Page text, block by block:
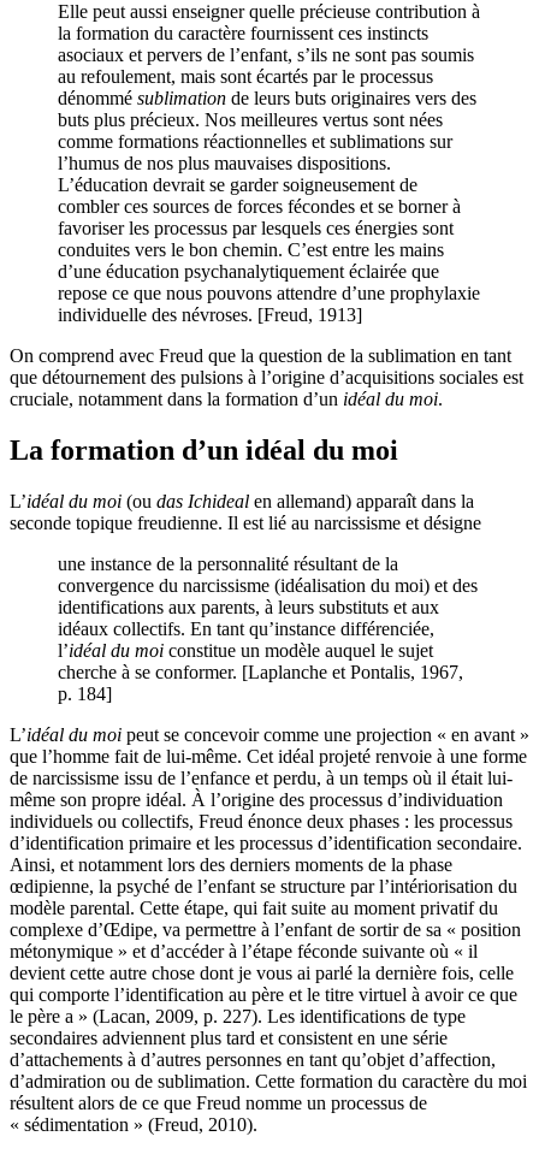
Elle peut aussi enseigner quelle précieuse contribution à
la formation du caractère fournissent ces instincts
asociaux et pervers de l’enfant, s’ils ne sont pas soumis
au refoulement, mais sont écartés par le processus
dénommé sublimation de leurs buts originaires vers des
buts plus précieux. Nos meilleures vertus sont nées
comme formations réactionnelles et sublimations sur
l’humus de nos plus mauvaises dispositions.
L’éducation devrait se garder soigneusement de
combler ces sources de forces fécondes et se borner à
favoriser les processus par lesquels ces énergies sont
conduites vers le bon chemin. C’est entre les mains
d’une éducation psychanalytiquement éclairée que
repose ce que nous pouvons attendre d’une prophylaxie
individuelle des névroses. [Freud, 1913]
On comprend avec Freud que la question de la sublimation en tant
que détournement des pulsions à l’origine d’acquisitions sociales est
cruciale, notamment dans la formation d’un idéal du moi.
La formation d’un idéal du moi
L’idéal du moi (ou das Ichideal en allemand) apparaît dans la
seconde topique freudienne. Il est lié au narcissisme et désigne
une instance de la personnalité résultant de la
convergence du narcissisme (idéalisation du moi) et des
identifications aux parents, à leurs substituts et aux
idéaux collectifs. En tant qu’instance différenciée,
l’idéal du moi constitue un modèle auquel le sujet
cherche à se conformer. [Laplanche et Pontalis, 1967,
p. 184]
L’idéal du moi peut se concevoir comme une projection « en avant »
que l’homme fait de lui-même. Cet idéal projeté renvoie à une forme
de narcissisme issu de l’enfance et perdu, à un temps où il était lui-
même son propre idéal. À l’origine des processus d’individuation
individuels ou collectifs, Freud énonce deux phases : les processus
d’identification primaire et les processus d’identification secondaire.
Ainsi, et notamment lors des derniers moments de la phase
œdipienne, la psyché de l’enfant se structure par l’intériorisation du
modèle parental. Cette étape, qui fait suite au moment privatif du
complexe d’Œdipe, va permettre à l’enfant de sortir de sa « position
métonymique » et d’accéder à l’étape féconde suivante où « il
devient cette autre chose dont je vous ai parlé la dernière fois, celle
qui comporte l’identification au père et le titre virtuel à avoir ce que
le père a » (Lacan, 2009, p. 227). Les identifications de type
secondaires adviennent plus tard et consistent en une série
d’attachements à d’autres personnes en tant qu’objet d’affection,
d’admiration ou de sublimation. Cette formation du caractère du moi
résultent alors de ce que Freud nomme un processus de
« sédimentation » (Freud, 2010).